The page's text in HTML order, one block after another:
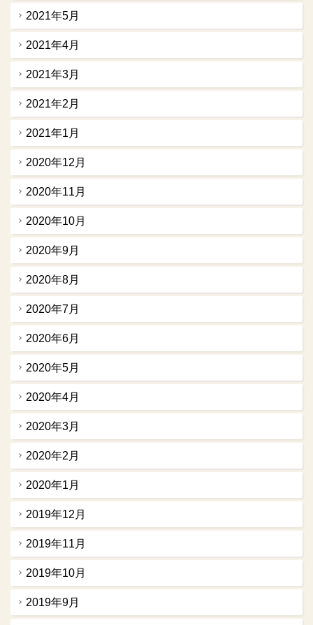
2021年5月
2021年4月
2021年3月
2021年2月
2021年1月
2020年12月
2020年11月
2020年10月
2020年9月
2020年8月
2020年7月
2020年6月
2020年5月
2020年4月
2020年3月
2020年2月
2020年1月
2019年12月
2019年11月
2019年10月
2019年9月